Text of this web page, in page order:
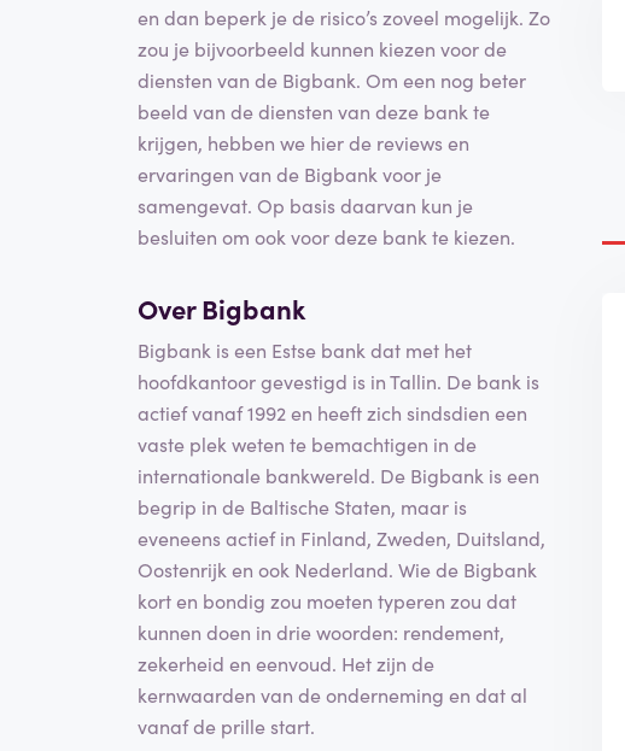
en dan beperk je de risico’s zoveel mogelijk. Zo
zou je bijvoorbeeld kunnen kiezen voor de
diensten van de Bigbank. Om een nog beter
beeld van de diensten van deze bank te
krijgen, hebben we hier de reviews en
ervaringen van de Bigbank voor je
samengevat. Op basis daarvan kun je
besluiten om ook voor deze bank te kiezen.
Over Bigbank
Bigbank is een Estse bank dat met het
hoofdkantoor gevestigd is in Tallin. De bank is
actief vanaf 1992 en heeft zich sindsdien een
vaste plek weten te bemachtigen in de
internationale bankwereld. De Bigbank is een
begrip in de Baltische Staten, maar is
eveneens actief in Finland, Zweden, Duitsland,
Oostenrijk en ook Nederland. Wie de Bigbank
kort en bondig zou moeten typeren zou dat
kunnen doen in drie woorden: rendement,
zekerheid en eenvoud. Het zijn de
kernwaarden van de onderneming en dat al
vanaf de prille start.